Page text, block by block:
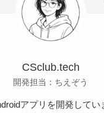
CSclub.tech
開発担当：ちえぞう
アプリを開発してい